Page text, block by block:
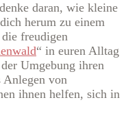
daran, wie kleine
herum zu einem
freudigen
“ in euren Alltag
Umgebung ihren
Anlegen von
ihnen helfen, sich in